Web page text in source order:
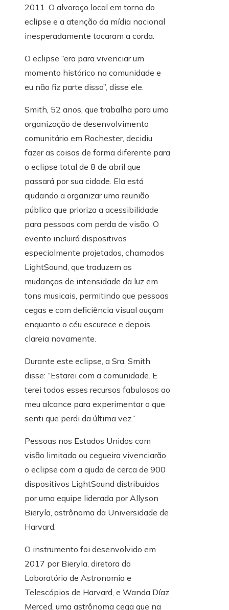
2011. O alvoroço local em torno do
eclipse e a atenção da mídia nacional
inesperadamente tocaram a corda.
O eclipse “era para vivenciar um
momento histórico na comunidade e
eu não fiz parte disso”, disse ele.
Smith, 52 anos, que trabalha para uma
organização de desenvolvimento
comunitário em Rochester, decidiu
fazer as coisas de forma diferente para
o eclipse total de 8 de abril que
passará por sua cidade. Ela está
ajudando a organizar uma reunião
pública que prioriza a acessibilidade
para pessoas com perda de visão. O
evento incluirá dispositivos
especialmente projetados, chamados
LightSound, que traduzem as
mudanças de intensidade da luz em
tons musicais, permitindo que pessoas
cegas e com deficiência visual ouçam
enquanto o céu escurece e depois
clareia novamente.
Durante este eclipse, a Sra. Smith
disse: “Estarei com a comunidade. E
terei todos esses recursos fabulosos ao
meu alcance para experimentar o que
senti que perdi da última vez.”
Pessoas nos Estados Unidos com
visão limitada ou cegueira vivenciarão
o eclipse com a ajuda de cerca de 900
dispositivos LightSound distribuídos
por uma equipe liderada por Allyson
Bieryla, astrônoma da Universidade de
Harvard.
O instrumento foi desenvolvido em
2017 por Bieryla, diretora do
Laboratório de Astronomia e
Telescópios de Harvard, e Wanda Díaz
Merced, uma astrônoma cega que na